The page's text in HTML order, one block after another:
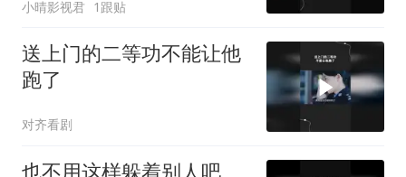
小晴影视君 1跟贴
送上门的二等功不能让他
跑了
对齐看剧
也不用这样躲着别人吧